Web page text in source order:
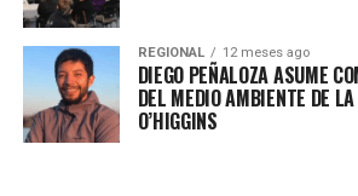
REGIONAL 12 meses ago
DIEGO PEÑALOZA ASUME
DEL MEDIO AMBIENTE DE
O’HIGGINS